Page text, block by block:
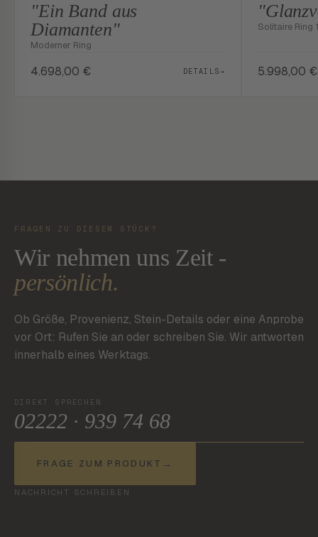
"Ein Band aus
Diamanten"
Moderner Ring
4.698,00 € DETAILS→
Solitaire Ring
5.998,00 €
FRAGEN ZU DIESEM STÜCK?
Wir nehmen uns Zeit -
persönlich.
Ob Größe, Provenienz, Stein-Details oder eine Anprobe
vor Ort: Rufen Sie an oder schreiben Sie. Wir antworten
innerhalb eines Werktags.
DIREKT SPRECHEN
02222 · 939 74 68
FRAGE ZUM PRODUKT →
NACHRICHT SCHREIBEN